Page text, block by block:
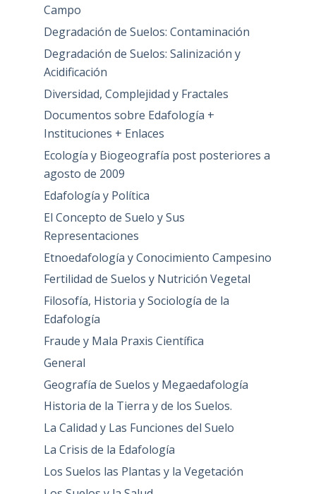
Campo
Degradación de Suelos: Contaminación
Degradación de Suelos: Salinización y
Acidificación
Diversidad, Complejidad y Fractales
Documentos sobre Edafología +
Instituciones + Enlaces
Ecología y Biogeografía post posteriores a
agosto de 2009
Edafología y Política
El Concepto de Suelo y Sus
Representaciones
Etnoedafología y Conocimiento Campesino
Fertilidad de Suelos y Nutrición Vegetal
Filosofía, Historia y Sociología de la
Edafología
Fraude y Mala Praxis Científica
General
Geografía de Suelos y Megaedafología
Historia de la Tierra y de los Suelos.
La Calidad y Las Funciones del Suelo
La Crisis de la Edafología
Los Suelos las Plantas y la Vegetación